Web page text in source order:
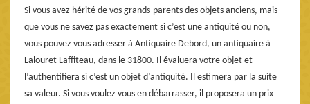
Si vous avez hérité de vos grands-parents des objets anciens, mais
que vous ne savez pas exactement si c’est une antiquité ou non,
vous pouvez vous adresser à Antiquaire Debord, un antiquaire à
Lalouret Laffiteau, dans le 31800. Il évaluera votre objet et
l’authentifiera si c’est un objet d’antiquité. Il estimera par la suite
sa valeur. Si vous voulez vous en débarrasser, il proposera un prix